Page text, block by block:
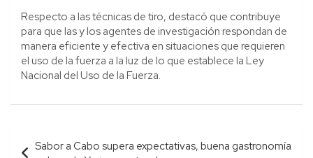
Respecto a las técnicas de tiro, destacó que contribuye
para que las y los agentes de investigación respondan de
manera eficiente y efectiva en situaciones que requieren
el uso de la fuerza a la luz de lo que establece la Ley
Nacional del Uso de la Fuerza.
Navegación
Sabor a Cabo supera expectativas, buena gastronomía